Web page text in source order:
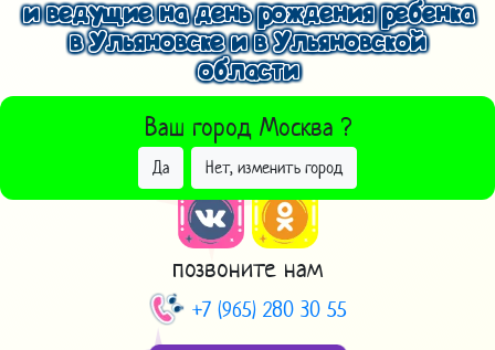
и ведущие на день рождения ребенка
в Ульяновске и в Ульяновской
области
Ваш город Москва ?
Да Нет, изменить город
ВЫБРАТЬ ДРУГОЙ ГОРОД
позвоните нам
+7 (965) 280 30 55